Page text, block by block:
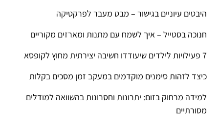
היבטים עיוניים בגישור – מבט מעבר לפרקטיקה
חנוכה בסטייל – איך לשמח עם מתנות ומארזים מקוריים
7 פעילויות לילדים שיעודדו חשיבה יצירתית מחוץ לקופסא
כיצד לזהות סימנים מוקדמים במעקב זמן מסכים בקלות
למידה מרחוק בזום: יתרונות וחסרונות בהשוואה למודלים
מסורתיים